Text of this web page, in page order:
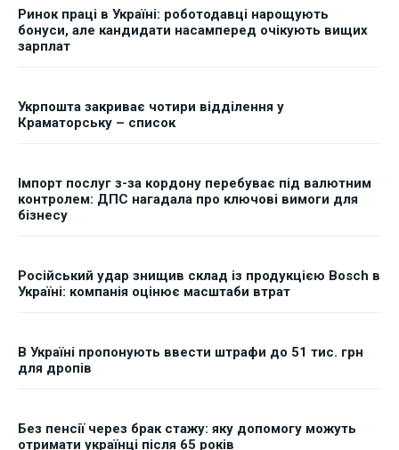
Ринок праці в Україні: роботодавці нарощують
бонуси, але кандидати насамперед очікують вищих
зарплат
Укрпошта закриває чотири відділення у
Краматорську – список
Імпорт послуг з-за кордону перебуває під валютним
контролем: ДПС нагадала про ключові вимоги для
бізнесу
Російський удар знищив склад із продукцією Bosch в
Україні: компанія оцінює масштаби втрат
В Україні пропонують ввести штрафи до 51 тис. грн
для дропів
Без пенсії через брак стажу: яку допомогу можуть
отримати українці після 65 років